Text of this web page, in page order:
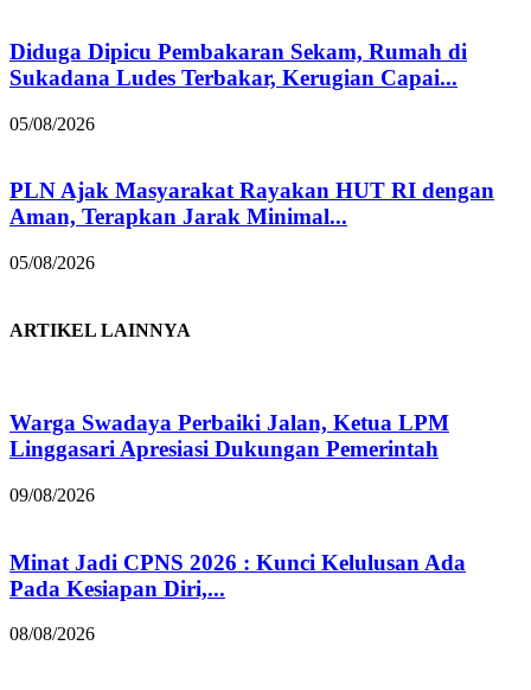
Diduga Dipicu Pembakaran Sekam, Rumah di
Sukadana Ludes Terbakar, Kerugian Capai...
05/08/2026
PLN Ajak Masyarakat Rayakan HUT RI dengan
Aman, Terapkan Jarak Minimal...
05/08/2026
ARTIKEL LAINNYA
Warga Swadaya Perbaiki Jalan, Ketua LPM
Linggasari Apresiasi Dukungan Pemerintah
09/08/2026
Minat Jadi CPNS 2026 : Kunci Kelulusan Ada
Pada Kesiapan Diri,...
08/08/2026